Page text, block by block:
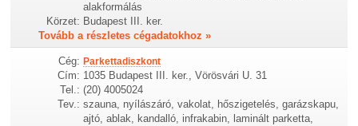
alakformálás
Körzet: Budapest III. ker.
Tovább a részletes cégadatokhoz »
Cég: Parkettadiszkont
Cím: 1035 Budapest III. ker., Vörösvári U. 31
Tel.: (20) 4005024
Tev.: szauna, nyílászáró, vakolat, hőszigetelés, garázskapu,
ajtó, ablak, kandalló, infrakabin, laminált parketta,